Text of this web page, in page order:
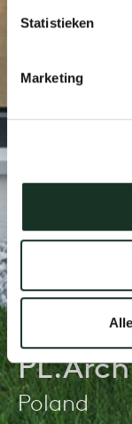
Statistieken
Marketing
House
Poland